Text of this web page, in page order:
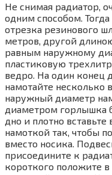
Не снимая радиатор,
одним способом.
отрезка резинового
метров, другой
равным наружному
пластиковую
ведро. На один конец
намотайте несколько
наружный диаметр
диаметром горлышка
дно и плотно
намоткой так, чтобы
вместо носика.
присоедините к
короткого положите